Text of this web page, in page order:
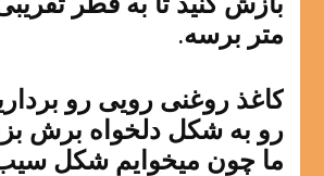
متر برسه.
کاغذ روغنی رویی رو
رو به شکل دلخواه برش
ما چون میخوایم شکل